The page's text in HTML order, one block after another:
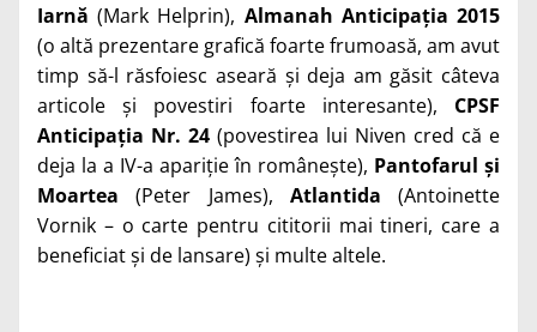
Iarnă (Mark Helprin), Almanah Anticipația 2015
(o altă prezentare grafică foarte frumoasă, am avut
timp să-l răsfoiesc aseară și deja am găsit câteva
articole și povestiri foarte interesante), CPSF
Anticipația Nr. 24 (povestirea lui Niven cred că e
deja la a IV-a apariție în românește), Pantofarul și
Moartea (Peter James), Atlantida (Antoinette
Vornik – o carte pentru cititorii mai tineri, care a
beneficiat și de lansare) și multe altele.